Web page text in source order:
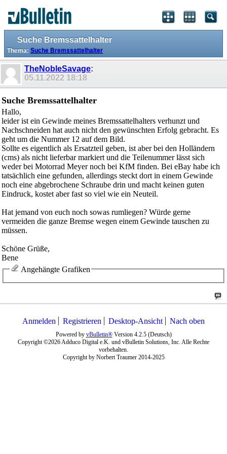
Suche Bremssattelhalter
Thema: Suche Bremssattelhalter
TheNobleSavage:
05.11.2022 18:18
Suche Bremssattelhalter
Hallo,
leider ist ein Gewinde meines Bremssattelhalters verhunzt und
Nachschneiden hat auch nicht den gewünschten Erfolg gebracht. Es
geht um die Nummer 12 auf dem Bild.
Sollte es eigentlich als Ersatzteil geben, ist aber bei den Holländern
(cms) als nicht lieferbar markiert und die Teilenummer lässt sich
weder bei Motorrad Meyer noch bei KfM finden. Bei eBay habe ich
tatsächlich eine gefunden, allerdings steckt dort in einem Gewinde
noch eine abgebrochene Schraube drin und macht keinen guten
Eindruck, kostet aber fast so viel wie ein Neuteil.
Hat jemand von euch noch sowas rumliegen? Würde gerne
vermeiden die ganze Bremse wegen einem Gewinde tauschen zu
müssen.
Schöne Grüße,
Bene
Angehängte Grafiken
Anmelden Registrieren Desktop-Ansicht Nach oben
Powered by vBulletin®Version 4.2.5 (Deutsch)
Copyright ©2026 Adduco Digital e.K. und vBulletin Solutions, Inc. Alle Rechte
vorbehalten.
Copyright by Norbert Traumer 2014-2025